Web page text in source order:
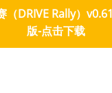
（DRIVE Rally）
版-点击下载